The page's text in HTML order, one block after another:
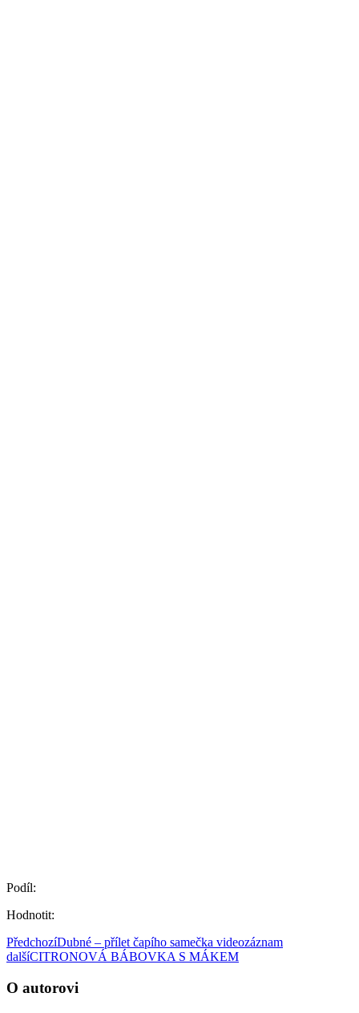
Podíl:
Hodnotit:
PředchozíDubné – přílet čapího samečka videozáznam
dalšíCITRONOVÁ BÁBOVKA S MÁKEM
O autorovi